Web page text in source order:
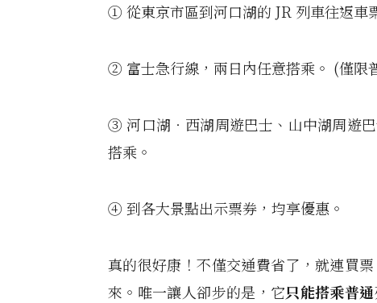
① 從東京市區到河口湖的 JR 列車往返車
② 富士急行線，兩日內任意搭乘。 (僅限
③ 河口湖‧西湖周遊巴士、山中湖周遊
搭乘。
④ 到各大景點出示票券，均享優惠。
真的很好康！不僅交通費省了，就連買
來。唯一讓人卻步的是，它只能搭乘普